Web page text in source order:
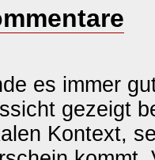
es immer
gezeigt
Kontext,